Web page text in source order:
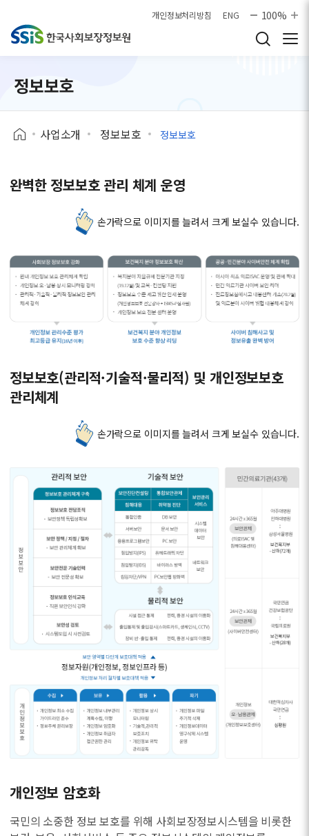
개인정보처리방침 ENG 100%
정보보호
사업소개 정보보호 정보보호
완벽한 정보보호 관리 체계 운영
손가락으로 이미지를 늘려서 크게 보실수 있습니다.
정보보호(관리적·기술적·물리적) 및 개인정보보호
관리체계
손가락으로 이미지를 늘려서 크게 보실수 있습니다.
개인정보 암호화
국민의 소중한 정보 보호를 위해 사회보장정보시스템을 비롯한